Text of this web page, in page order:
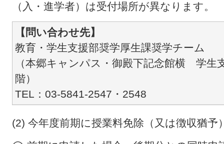
（入・進学者）は受付場所が異なります。
【問い合わせ先】
教育・学生支援部奨学厚生課奨学チーム
（本郷キャンパス・御殿下記念館横 学生
階）
TEL：03-5841-2547・2548
(2) 今年度前期に授業料免除（又は徴収猶